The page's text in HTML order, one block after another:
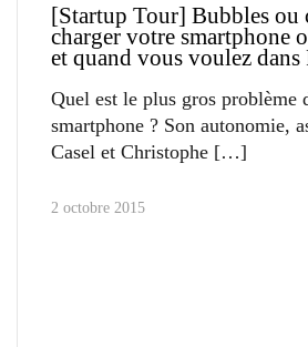
[Startup Tour] Bubbles ou
charger votre smartphone
et quand vous voulez dans
Quel est le plus gros problème
smartphone ? Son autonomie,
Casel et Christophe
2 octobre 2015